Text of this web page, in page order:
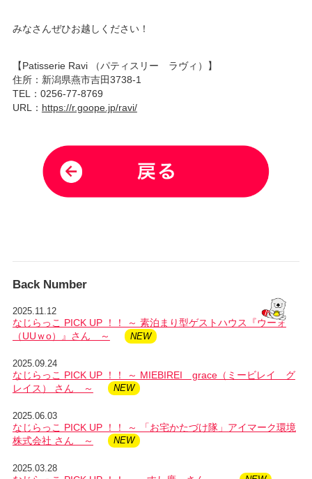
みなさんぜひお越しください！
【Patisserie Ravi （パティスリー ラヴィ）】
住所：新潟県燕市吉田3738-1
TEL：0256-77-8769
URL： https://r.goope.jp/ravi/
Back Number
2025.11.12
なじらっこ PICK UP ！！ ～ 素泊まり型ゲストハウス『ウーォ
（UUｗo）』さん ～
2025.09.24
なじらっこ PICK UP ！！ ～ MIEBIREI grace（ミービレイ グ
レイス） さん ～
2025.06.03
なじらっこ PICK UP ！！ ～ 「お宅かたづけ隊」アイマーク環境
株式会社 さん ～
2025.03.28